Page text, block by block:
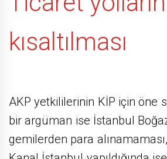
kısaltılması
AKP yetkililerinin KİP için öne
bir argüman ise İstanbul
gemilerden para